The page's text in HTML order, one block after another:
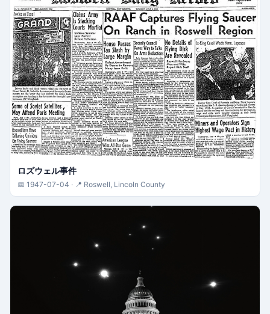
ロズウェル事件
📅 1947-07-04 · 📍 Roswell, Lincoln County